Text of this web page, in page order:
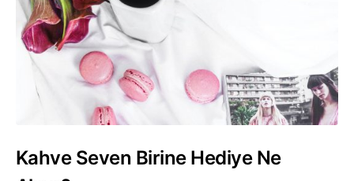
Kahve Seven Birine Hediye Ne